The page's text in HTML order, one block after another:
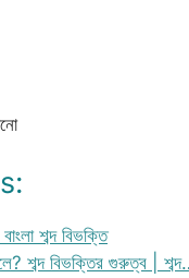
শব্দ বিভক্তি
শব্দ বিভক্তির গুরুত্ব |